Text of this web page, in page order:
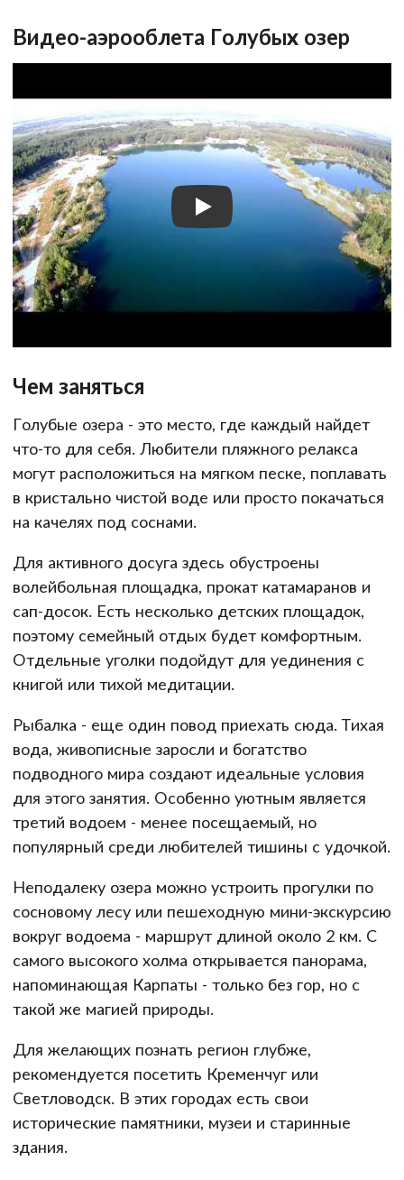
Видео-аэрооблета Голубых озер
Чем заняться
Голубые озера - это место, где каждый найдет
что-то для себя. Любители пляжного релакса
могут расположиться на мягком песке, поплавать
в кристально чистой воде или просто покачаться
на качелях под соснами.
Для активного досуга здесь обустроены
волейбольная площадка, прокат катамаранов и
сап-досок. Есть несколько детских площадок,
поэтому семейный отдых будет комфортным.
Отдельные уголки подойдут для уединения с
книгой или тихой медитации.
Рыбалка - еще один повод приехать сюда. Тихая
вода, живописные заросли и богатство
подводного мира создают идеальные условия
для этого занятия. Особенно уютным является
третий водоем - менее посещаемый, но
популярный среди любителей тишины с удочкой.
Неподалеку озера можно устроить прогулки по
сосновому лесу или пешеходную мини-экскурсию
вокруг водоема - маршрут длиной около 2 км. С
самого высокого холма открывается панорама,
напоминающая Карпаты - только без гор, но с
такой же магией природы.
Для желающих познать регион глубже,
рекомендуется посетить Кременчуг или
Светловодск. В этих городах есть свои
исторические памятники, музеи и старинные
здания.